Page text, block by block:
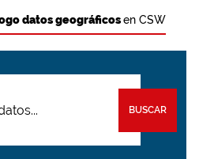
datos geográficosen CSW
BUSCAR